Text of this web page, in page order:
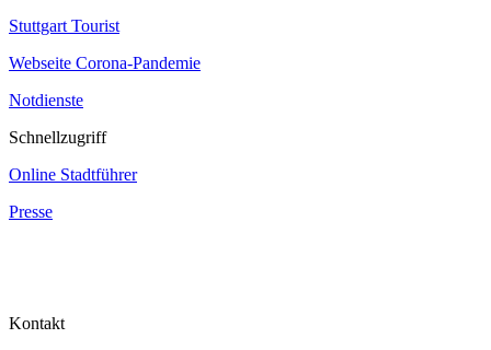
Stuttgart Tourist
Webseite Corona‐Pandemie
Notdienste
Schnellzugriff
Online Stadtführer
Presse
Kontakt